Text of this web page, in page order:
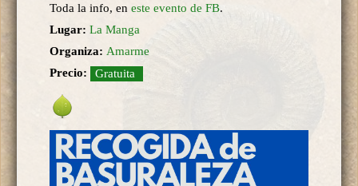
Toda la info, en este evento de FB.
Lugar: La Manga
Organiza: Amarme
Precio:
Gratuita